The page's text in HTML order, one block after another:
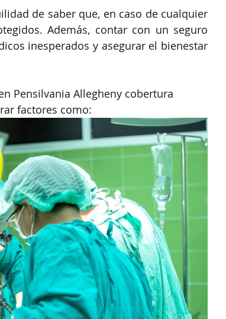
de saber que, en caso de cualquier
Además, contar con un seguro
inesperados y asegurar el bienestar
Pensilvania Allegheny cobertura
factores como: